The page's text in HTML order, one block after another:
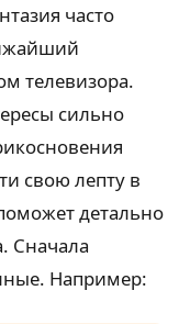
часто
телевизора.
сильно
свою лепту в
детально
Сначала
Например: